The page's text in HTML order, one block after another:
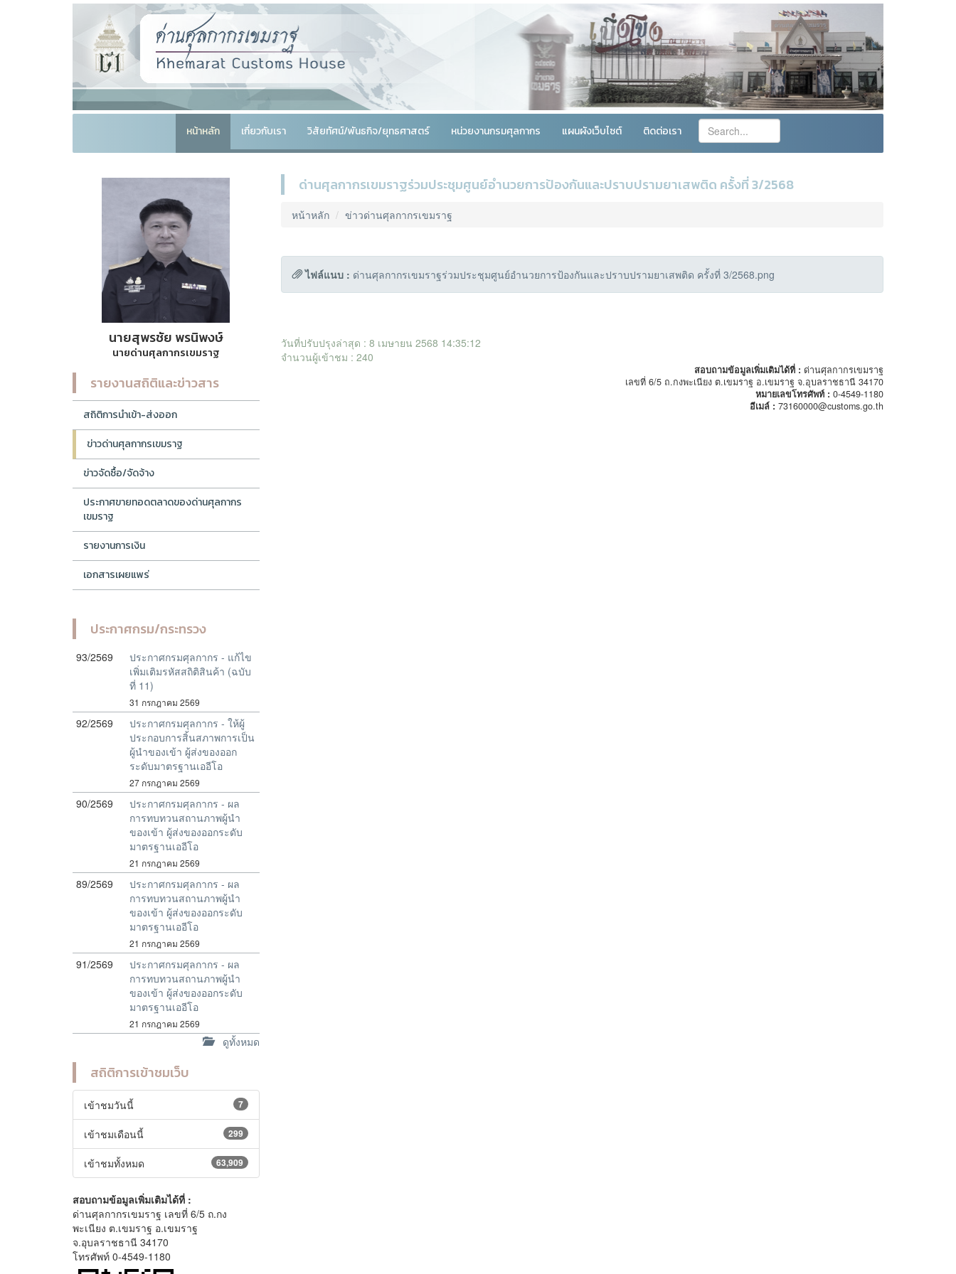
หน้าหลัก เกี่ยวกับเรา วิสัยทัศน์/พันธกิจ/ยุทธศาสตร์ หน่วยงานกรมศุลกากร แผนผังเว็บไซต์ ติดต่อเรา
นายสุพรชัย พรนิพงษ์
นายด่านศุลกากรเขมราฐ
รายงานสถิติและข่าวสาร
สถิติการนำเข้า-ส่งออก
ข่าวด่านศุลกากรเขมราฐ
ข่าวจัดซื้อ/จัดจ้าง
ประกาศขายทอดตลาดของด่านศุลกากร
เขมราฐ
รายงานการเงิน
เอกสารเผยแพร่
ประกาศกรม/กระทรวง
93/2569
ประกาศกรมศุลกากร - แก้ไข
เพิ่มเติมรหัสสถิติสินค้า (ฉบับ
ที่ 11)
31 กรกฎาคม 2569
92/2569
ประกาศกรมศุลกากร - ให้ผู้
ประกอบการสิ้นสภาพการเป็น
ผู้นำของเข้า ผู้ส่งของออก
ระดับมาตรฐานเออีโอ
27 กรกฎาคม 2569
90/2569
ประกาศกรมศุลกากร - ผล
การทบทวนสถานภาพผู้นำ
ของเข้า ผู้ส่งของออกระดับ
มาตรฐานเออีโอ
21 กรกฎาคม 2569
89/2569
ประกาศกรมศุลกากร - ผล
การทบทวนสถานภาพผู้นำ
ของเข้า ผู้ส่งของออกระดับ
มาตรฐานเออีโอ
21 กรกฎาคม 2569
91/2569
ประกาศกรมศุลกากร - ผล
การทบทวนสถานภาพผู้นำ
ของเข้า ผู้ส่งของออกระดับ
มาตรฐานเออีโอ
21 กรกฎาคม 2569
ดูทั้งหมด
สถิติการเข้าชมเว็บ
7
เข้าชมวันนี้
299
เข้าชมเดือนนี้
63,909
เข้าชมทั้งหมด
สอบถามข้อมูลเพิ่มเติมได้ที่ :
ด่านศุลกากรเขมราฐ เลขที่ 6/5 ถ.กง
พะเนียง ต.เขมราฐ อ.เขมราฐ
จ.อุบลราชธานี 34170
โทรศัพท์ 0-4549-1180
ด่านศุลกากรเขมราฐร่วมประชุมศูนย์อำนวยการป้องกันและปราบปรามยาเสพติด ครั้งที่ 3/2568
หน้าหลัก ข่าวด่านศุลกากรเขมราฐ
ไฟล์แนบ : ด่านศุลกากรเขมราฐร่วมประชุมศูนย์อำนวยการป้องกันและปราบปรามยาเสพติด ครั้งที่ 3/2568.png
วันที่ปรับปรุงล่าสุด : 8 เมษายน 2568 14:35:12
จำนวนผู้เข้าชม : 240
สอบถามข้อมูลเพิ่มเติมได้ที่ : ด่านศุลกากรเขมราฐ
เลขที่ 6/5 ถ.กงพะเนียง ต.เขมราฐ อ.เขมราฐ จ.อุบลราชธานี 34170
หมายเลขโทรศัพท์ : 0-4549-1180
อีเมล์ : 73160000@customs.go.th